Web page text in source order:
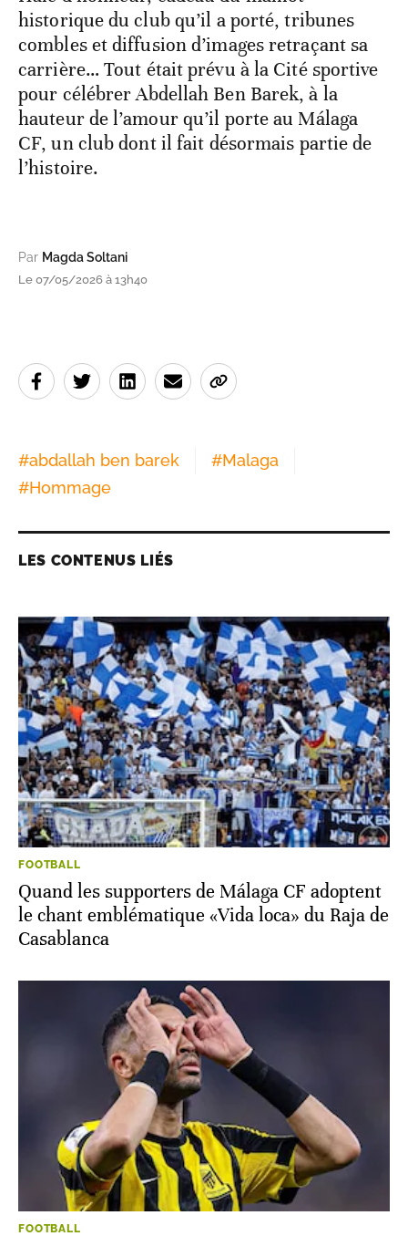
historique du club qu’il a porté, tribunes
combles et diffusion d’images retraçant sa
carrière… Tout était prévu à la Cité sportive
pour célébrer Abdellah Ben Barek, à la
hauteur de l’amour qu’il porte au Málaga
CF, un club dont il fait désormais partie de
l’histoire.
Par Magda Soltani
Le 07/05/2026 à 13h40
#abdallah ben barek #Malaga
#Hommage
LES CONTENUS LIÉS
FOOTBALL
Quand les supporters de Málaga CF adoptent
le chant emblématique «Vida loca» du Raja de
Casablanca
FOOTBALL